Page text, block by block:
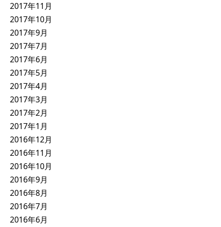
2017年11月
2017年10月
2017年9月
2017年7月
2017年6月
2017年5月
2017年4月
2017年3月
2017年2月
2017年1月
2016年12月
2016年11月
2016年10月
2016年9月
2016年8月
2016年7月
2016年6月